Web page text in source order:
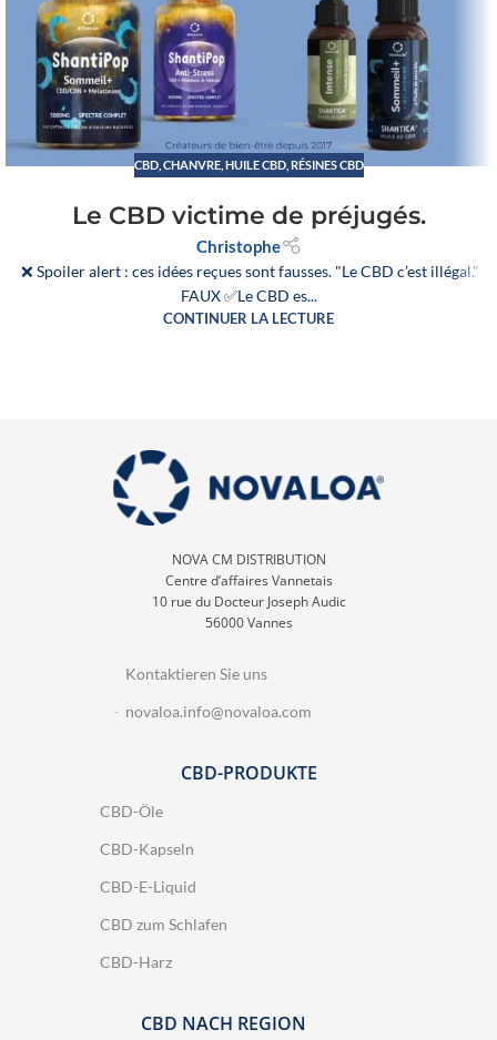
CBD, CHANVRE, HUILE CBD, RÉSINES CBD
Le CBD victime de préjugés.
Christophe
❌ Spoiler alert : ces idées reçues sont fausses. "Le CBD c’est illégal."
FAUX ✅Le CBD es...
CONTINUER LA LECTURE
NOVA CM DISTRIBUTION
Centre d’affaires Vannetais
10 rue du Docteur Joseph Audic
56000 Vannes
Kontaktieren Sie uns
novaloa.info@novaloa.com
CBD-PRODUKTE
CBD-Öle
CBD-Kapseln
CBD-E-Liquid
CBD zum Schlafen
CBD-Harz
CBD NACH REGION